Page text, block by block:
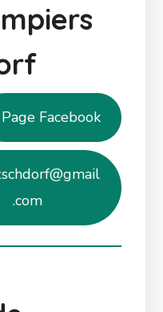
Page Facebook
.com